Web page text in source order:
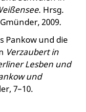
. Hrsg.
2009.
Pankow und die
Verzaubert in
Lesben und
und
7–10.